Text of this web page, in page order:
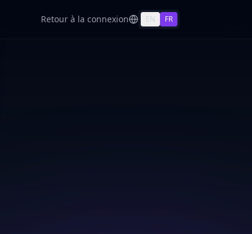
Retour à la connexion EN FR